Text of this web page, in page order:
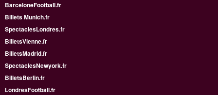
BarceloneFootball.fr
Billets Munich.fr
SpectaclesLondres.fr
BilletsVienne.fr
BilletsMadrid.fr
SpectaclesNewyork.fr
BilletsBerlin.fr
LondresFootball.fr